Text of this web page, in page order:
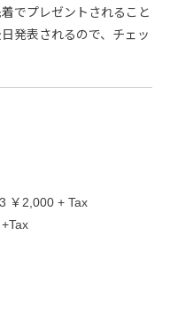
でプレゼントされること
発表されるので、チェッ
￥2,000 + Tax